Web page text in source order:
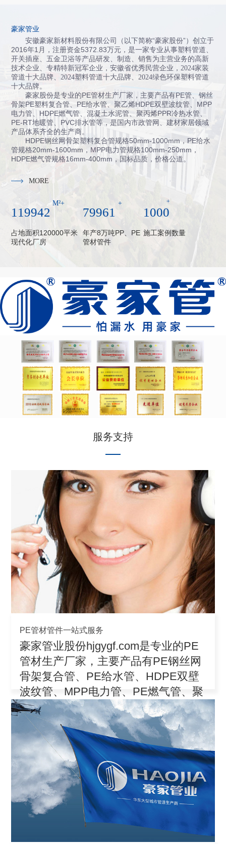
豪家管业
安徽豪家新材料股份有限公司（以下简称“豪家股份”）创立于
2016年1月，注册资金5372.83万元，是一家专业从事塑料管道、
开关插座、五金卫浴等产品研发、制造、销售为主营业务的高新
技术企业、专精特新冠军企业，安徽省优秀民营企业， 2024家装
管道十大品牌
2024塑料管道十大品牌 2024绿色环保塑料管道
十大品牌 。
豪家股份是专业的PE管材生产厂家，主要产品有PE管、钢丝
骨架PE塑料复合管、PE给水管、聚乙烯HDPE双壁波纹管、MPP
电力管、HDPE燃气管、混凝土水泥管、聚丙烯PPR冷热水管、
PE-RT地暖管、PVC排水管等，是国内市政管网、建材家居领域
产品体系齐全的生产商。
HDPE钢丝网骨架塑料复合管规格50mm-1000mm，PE给水
管规格20mm-1600mm，MPP电力管规格100mm-250mm，
HDPE燃气管规格16mm-400mm，国标品质，价格公道。
MORE
120000
M²+
占地面积120000平米
现代化厂房
80000
+
年产8万吨PP、PE
管材管件
1000
+
施工案例数量
服务支持
PE管材管件一站式服务
豪家管业股份hjgygf.com是专业的PE
管材生产厂家，主要产品有PE钢丝网
骨架复合管、PE给水管、HDPE双壁
波纹管、MPP电力管、PE燃气管、聚
丙